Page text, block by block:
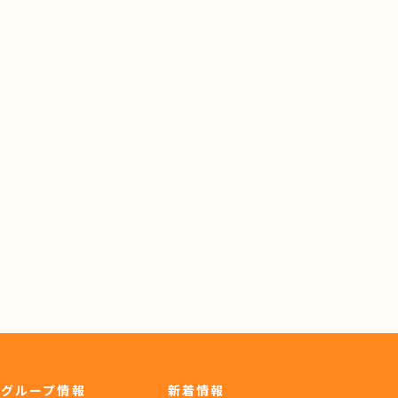
グループ情報 新着情報